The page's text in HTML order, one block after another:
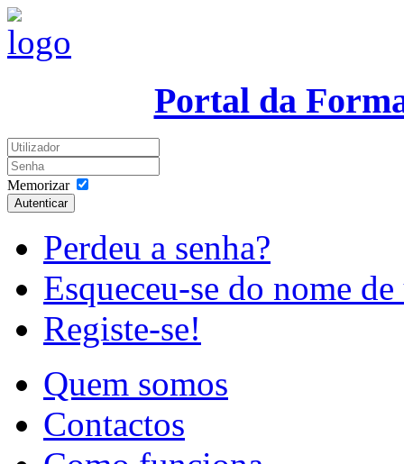
Portal da
Memorizar
Autenticar
Perdeu a senha?
Esqueceu-se do nome
Registe-se!
Quem somos
Contactos